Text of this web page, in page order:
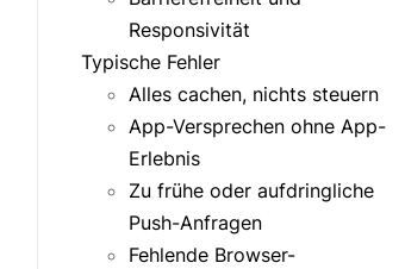
Responsivität
Typische Fehler
Alles cachen, nichts steuern
App-Versprechen ohne App-
Erlebnis
Zu frühe oder aufdringliche
Push-Anfragen
Fehlende Browser-